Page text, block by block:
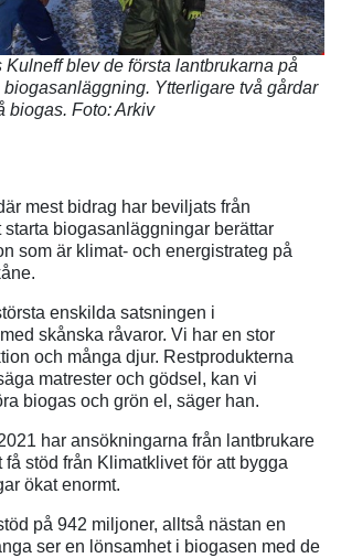
Kulneff blev de första lantbrukarna på
biogasanläggning. Ytterligare två gårdar
biogas. Foto: Arkiv
mest bidrag har beviljats från
starta biogasanläggningar berättar
som är klimat- och energistrateg på
enskilda satsningen i
skånska råvaror. Vi har en stor
och många djur. Restprodukterna
matrester och gödsel, kan vi
biogas och grön el, säger han.
har ansökningarna från lantbrukare
få stöd från Klimatklivet för att bygga
ökat enormt.
på 942 miljoner, alltså nästan en
ser en lönsamhet i biogasen med de